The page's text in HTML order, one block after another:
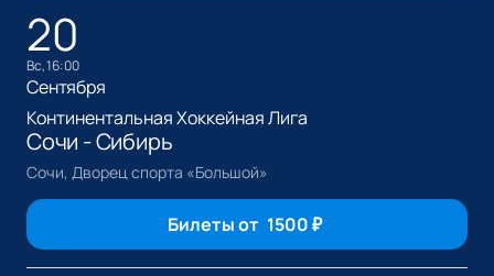
20
вс, 16:00
Сентября
Континентальная Хоккейная Лига
Сочи - Сибирь
Сочи, Дворец спорта «Большой»
Билеты от 1500₽